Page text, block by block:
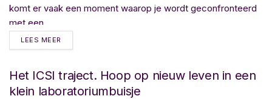
komt er vaak een moment waarop je wordt geconfronteerd
met een...
LEES MEER
Het ICSI traject. Hoop op nieuw leven in een
klein laboratoriumbuisje